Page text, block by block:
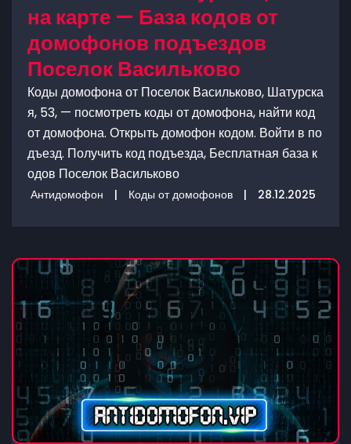
на карте — База кодов от
домофонов подъездов
Поселок Васильково
Коды домофона от Поселок Васильково, Шатурска
я, 53, — посмотреть коды от домофона, найти код
от домофона. Открыть домофон кодом. Войти в по
дъезд. Получить код подъезда, Бесплатная база к
одов Поселок Васильково
Антидомофон | Коды от домофонов | 28.12.2025